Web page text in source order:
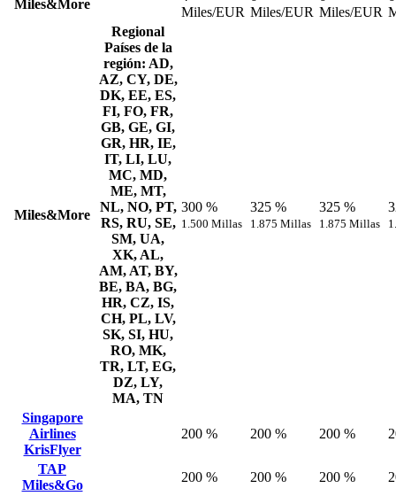
Miles&More
Miles/EUR Miles/EUR Miles/EUR
Miles&More
Regional
Países de la
región: AD,
AZ, CY, DE,
DK, EE, ES,
FI, FO, FR,
GB, GE, GI,
GR, HR, IE,
IT, LI, LU,
MC, MD,
ME, MT,
NL, NO, PT,
RS, RU, SE,
SM, UA,
XK, AL,
AM, AT, BY,
BE, BA, BG,
HR, CZ, IS,
CH, PL, LV,
SK, SI, HU,
RO, MK,
TR, LT, EG,
DZ, LY,
MA, TN
300 %
1.500 Millas
325 %
1.875 Millas
325 %
1.875 Millas
Singapore
Airlines
KrisFlyer
200 % 200 % 200 %
TAP
Miles&Go
200 % 200 % 200 %